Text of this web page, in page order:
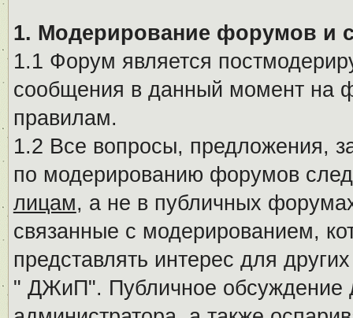
1. Модерирование форумов и
1.1 Форум является
сообщения в данный момент на
правилам.
1.2 Все вопросы, предложения,
по модерированию форумов
лицам, а не в публичных
связанные с модерированием,
представлять интерес для
" ДЖиП". Публичное обсуждение